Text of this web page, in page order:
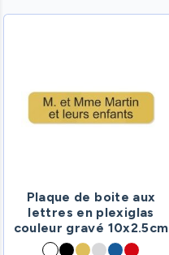
Plaque de boite aux
lettres en plexiglas
couleur gravé 10x2.5cm